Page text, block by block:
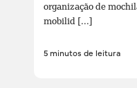
organização de
mobilid [...]
5 minutos de leitura